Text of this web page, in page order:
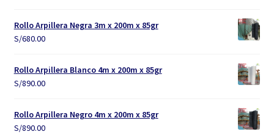
Rollo Arpillera Negra 3m x 200m x 85gr
S/680.00
Rollo Arpillera Blanco 4m x 200m x 85gr
S/890.00
Rollo Arpillera Negro 4m x 200m x 85gr
S/890.00